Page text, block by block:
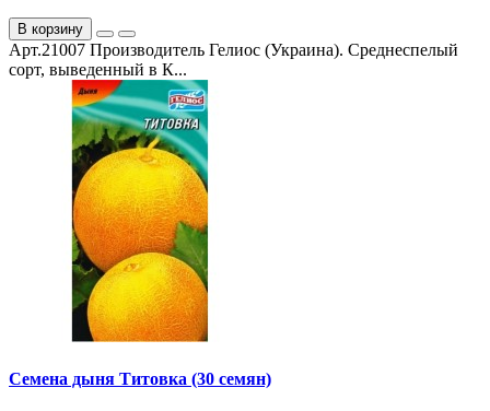
В корзину
Арт.21007 Производитель Гелиос (Украина). Среднеспелый
сорт, выведенный в К...
Семена дыня Титовка (30 семян)